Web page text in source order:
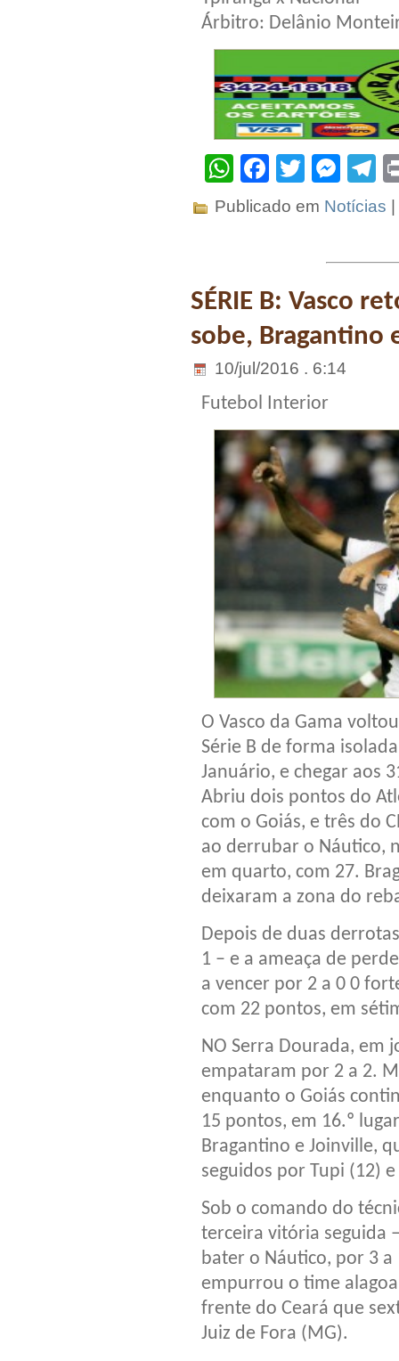
Árbitro: Delânio
WhatsApp
Facebook
Twitter
Publicado em Notícias |
SÉRIE B: Vasco
sobe, Bragantino
10/jul/2016 . 6:14
Futebol Interior
O Vasco da Gama
Série B de forma
Januário, e chegar aos
Abriu dois pontos do
com o Goiás, e três do
ao derrubar o Náutico,
em quarto, com 27.
deixaram a zona do
Depois de duas
1 – e a ameaça de
a vencer por 2 a 0 0
com 22 pontos, em
NO Serra Dourada, em
empataram por 2 a 2.
enquanto o Goiás
15 pontos, em 16.º
Bragantino e Joinville,
seguidos por Tupi (12)
Sob o comando do
terceira vitória seguida
bater o Náutico, por 3
empurrou o time
frente do Ceará que
Juiz de Fora (MG).